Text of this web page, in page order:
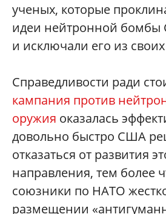
ученых, которые
идеи нейтронной бомбы
и исключали его из
Справедливости ради
кампания против
оружия оказалась
довольно быстро США
отказаться от развития
направления, тем более
союзники по НАТО
размещении